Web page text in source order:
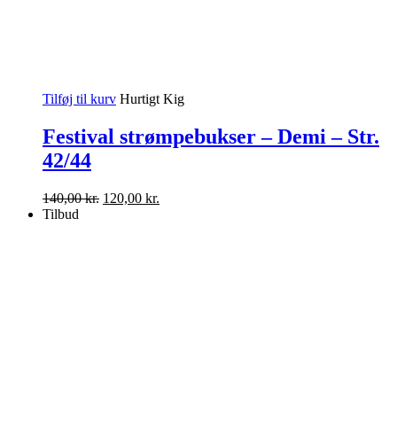
Tilføj til kurv Hurtigt Kig
Festival strømpebukser – Demi – Str.
42/44
140,00kr. Den
120,00 kr.
Tilbud